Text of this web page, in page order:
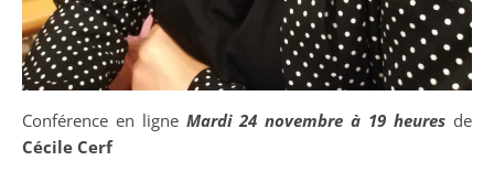
Conférence en ligne Mardi 24 novembre à 19 heures de
Cécile Cerf